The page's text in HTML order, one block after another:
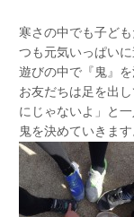
青と赤のポンポン
ち、青組さんへエ
寒さの中でも子ど
つも元気いっぱいに
遊びの中で『鬼』
お友だちは足を出
にじゃないよ」と
鬼を決めていきます